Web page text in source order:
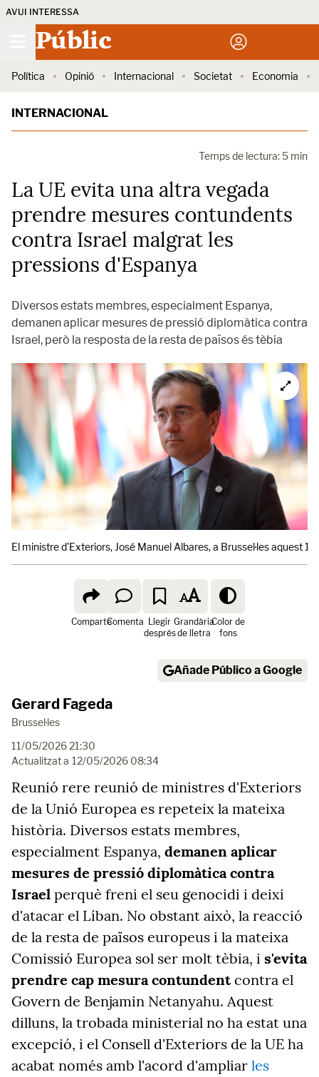
AVUI INTERESSA
Públic
Política Opinió Internacional Societat Economia
INTERNACIONAL
Temps de lectura: 5 min
La UE evita una altra vegada
prendre mesures contundents
contra Israel malgrat les
pressions d'Espanya
Diversos estats membres, especialment Espanya,
demanen aplicar mesures de pressió diplomàtica contra
Israel, però la resposta de la resta de països és tèbia
El ministre d'Exteriors, José Manuel Albares, a Brussel·les aquest
ComparteComenta Llegir
després
Grandària
de lletra
Color de
fons
Añade Público a Google
Gerard Fageda
Brussel·les
11/05/2026 21:30
Actualitzat a 12/05/2026 08:34
Reunió rere reunió de ministres d'Exteriors
de la Unió Europea es repeteix la mateixa
història. Diversos estats membres,
especialment Espanya, demanen aplicar
mesures de pressió diplomàtica contra
Israel perquè freni el seu genocidi i deixi
d'atacar el Líban. No obstant això, la reacció
de la resta de països europeus i la mateixa
Comissió Europea sol ser molt tèbia, i s'evita
prendre cap mesura contundentcontra el
Govern de Benjamin Netanyahu. Aquest
dilluns, la trobada ministerial no ha estat una
excepció, i el Consell d'Exteriors de la UE ha
acabat només amb l'acord d'ampliar les